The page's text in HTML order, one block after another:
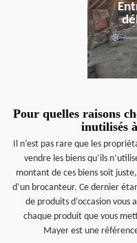
Pour quelles raisons
inutilisés
Il n’est pas rare que les
vendre les biens qu’ils
montant de ces biens soit
d’un brocanteur. Ce dernier
de produits d’occasion
chaque produit que vous
Mayer est une